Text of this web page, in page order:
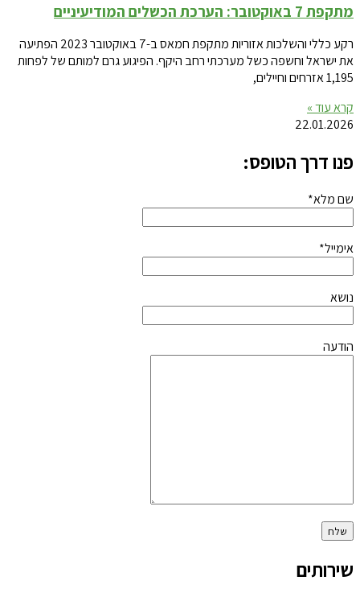
מתקפת 7 באוקטובר: הערכת הכשלים המודיעיניים
רקע כללי והשלכות אזוריות מתקפת חמאס ב-7 באוקטובר 2023 הפתיעה
את ישראל וחשפה כשל מערכתי רחב היקף. הפיגוע גרם למותם של לפחות
1,195 אזרחים וחיילים,
קרא עוד »
22.01.2026
פנו דרך הטופס:
שם מלא*
אימייל*
נושא
הודעה
שירותים